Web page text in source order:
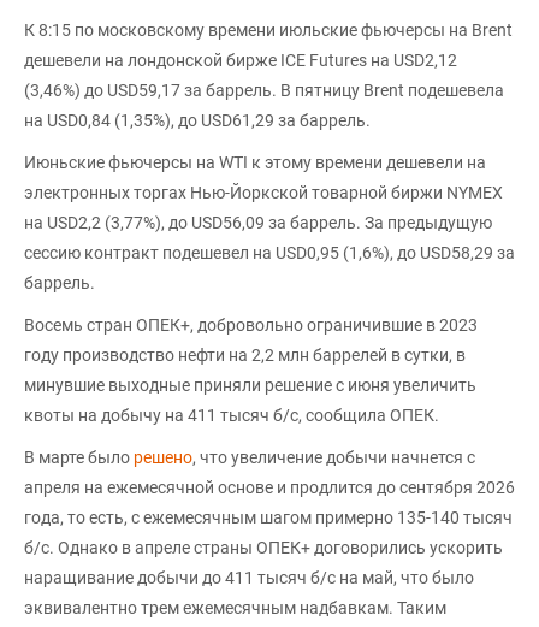
К 8:15 по московскому времени июльские фьючерсы на Brent
дешевели на лондонской бирже ICE Futures на USD2,12
(3,46%) до USD59,17 за баррель. В пятницу Brent подешевела
на USD0,84 (1,35%), до USD61,29 за баррель.
Июньские фьючерсы на WTI к этому времени дешевели на
электронных торгах Нью-Йоркской товарной биржи NYMEX
на USD2,2 (3,77%), до USD56,09 за баррель. За предыдущую
сессию контракт подешевел на USD0,95 (1,6%), до USD58,29 за
баррель.
Восемь стран ОПЕК+, добровольно ограничившие в 2023
году производство нефти на 2,2 млн баррелей в сутки, в
минувшие выходные приняли решение с июня увеличить
квоты на добычу на 411 тысяч б/с, сообщила ОПЕК.
В марте было решено, что увеличение добычи начнется с
апреля на ежемесячной основе и продлится до сентября 2026
года, то есть, с ежемесячным шагом примерно 135-140 тысяч
б/с. Однако в апреле страны ОПЕК+ договорились ускорить
наращивание добычи до 411 тысяч б/с на май, что было
эквивалентно трем ежемесячным надбавкам. Таким